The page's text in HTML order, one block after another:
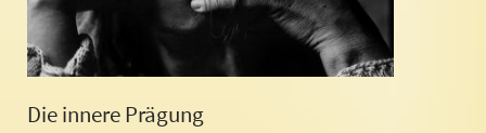
Die innere Prägung